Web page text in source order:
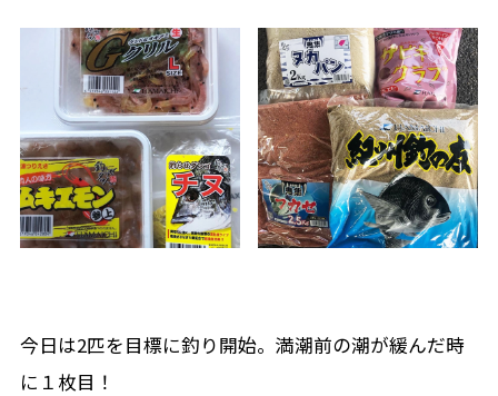
今日は2匹を目標に釣り開始。満潮前の潮が緩んだ時
に１枚目！